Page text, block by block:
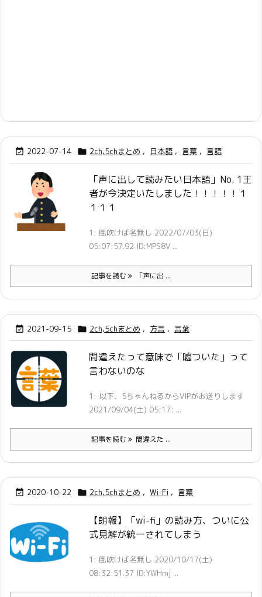
 2022-07-14  2ch,5chまとめ , 日本語 , 言葉 , 言語
「声に出して読みたい日本語」No. 1王
者が今決定いたしました！！！！！１
１１１
1: 風吹けば名無し 2022/07/03(日)
05:07:57.92 ID:MPS8V ...
記事を読む 「声に出 ...
 2021-09-15  2ch,5chまとめ , 方言 , 言葉
間違えたって意味で「嘘ついた」って
言わないのな
1: 以下、5ちゃんねるからVIPがお送りします
2021/09/04(土) 05:17: ...
記事を読む 間違えた ...
 2020-10-22  2ch,5chまとめ , Wi-Fi , 言葉
【朗報】「wi-fi」の読み方、ついに公
式見解が統一されてしまう
1: 風吹けば名無し 2020/10/17(土)
08:32:51.37 ID:YWHmj ...